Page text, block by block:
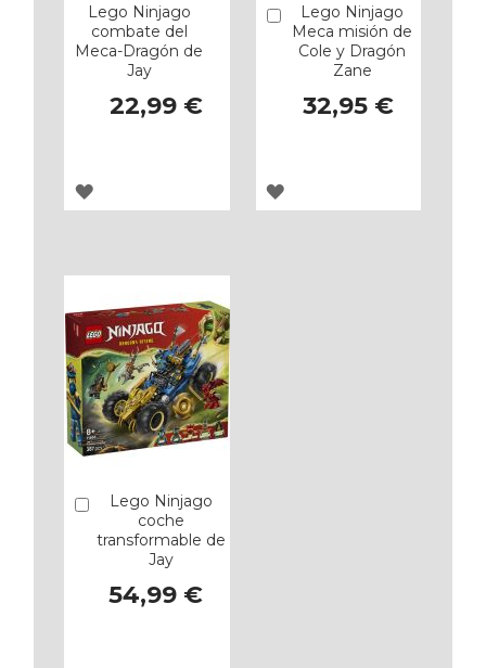
Lego Ninjago
combate del
Meca-Dragón de
Jay
22,99 €
AGREGAR
FAVORITOS
Lego Ninjago
Meca misión de
Cole y Dragón
Zane
32,95 €
Añadir
AGREGAR
Lego Ninjago
coche
transformable de
Jay
54,99 €
Añadir